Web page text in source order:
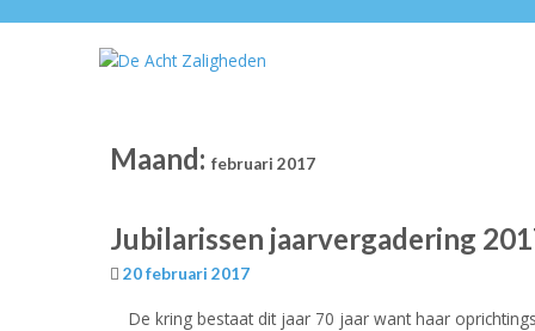
Maand: februari 2017
Jubilarissen jaarvergadering
20 februari 2017
De kring bestaat dit jaar 70 jaar want haar